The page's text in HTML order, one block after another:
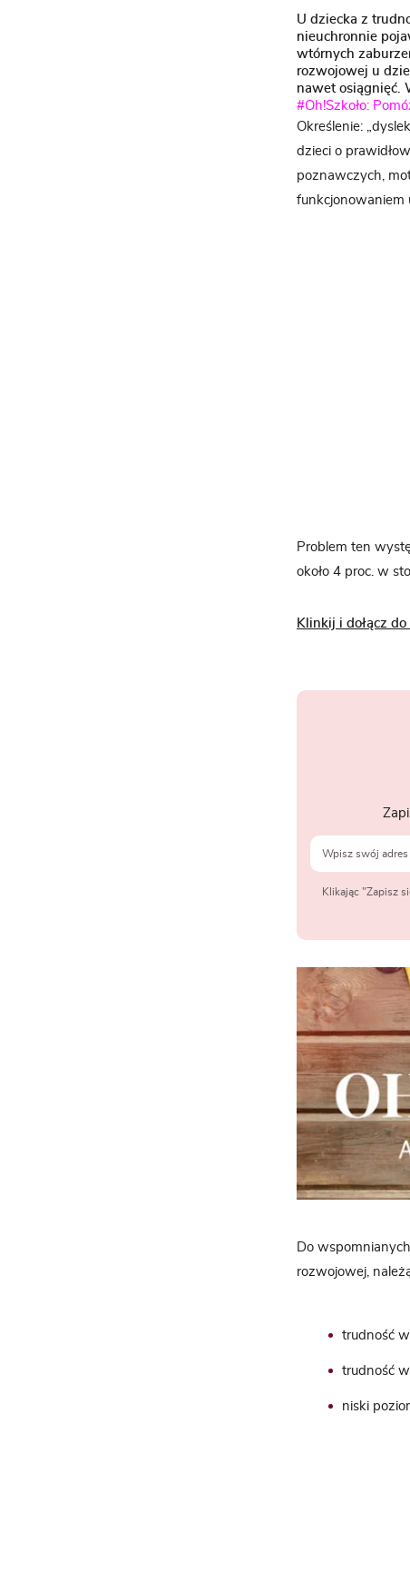
U dziecka z
nieuchronnie
wtórnych
rozwojowej u
nawet osiągnięć.
#Oh!Szkoło:
Określenie:
dzieci o
poznawczych,
funkcjonowaniem
Problem ten
około 4 proc. w
Klinkij i dołącz
Klikając "Zapisz
Do
rozwojowej,
trudność
trudność
niski